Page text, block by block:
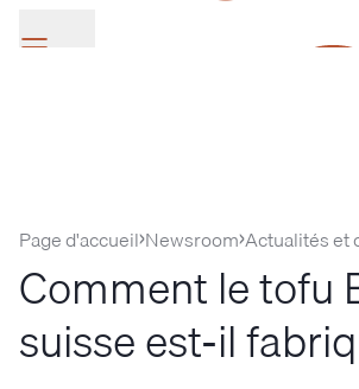
Page d'accueil Newsroom Actualités et
Comment le tofu
suisse est-il